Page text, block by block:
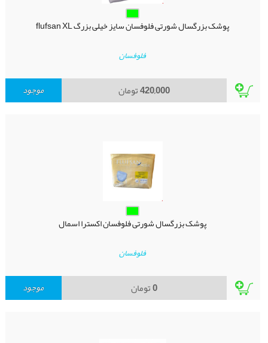
پوشک بزرگسال شورتی فلوفسان سایز خیلی بزرگ flufsan XL
فلوفسان
420,000تومان موجود
پوشک بزرگسال شورتی فلوفسان اکسترا اسمال
فلوفسان
0تومان موجود